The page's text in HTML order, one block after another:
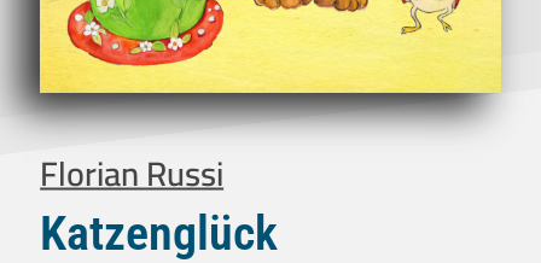
Florian Russi
Katzenglück